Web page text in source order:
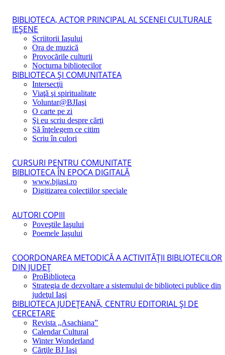
BIBLIOTECA, ACTOR PRINCIPAL AL SCENEI CULTURALE
IEŞENE
Scriitorii Iaşului
Ora de muzică
Provocările culturii
Nocturna bibliotecilor
BIBLIOTECA ŞI COMUNITATEA
Intersecţii
Viaţă şi spiritualitate
Voluntar@BJIaşi
O carte pe zi
Şi eu scriu despre cărţi
Să înţelegem ce citim
Scriu în culori
CURSURI PENTRU COMUNITATE
BIBLIOTECA ÎN EPOCA DIGITALĂ
www.bjiasi.ro
Digitizarea colecţiilor speciale
AUTORI COPIII
Poveştile Iaşului
Poemele Iaşului
COORDONAREA METODICĂ A ACTIVITĂŢII BIBLIOTECILOR
DIN JUDEŢ
ProBiblioteca
Strategia de dezvoltare a sistemului de biblioteci publice din
judeţul Iaşi
BIBLIOTECA JUDEŢEANĂ, CENTRU EDITORIAL ŞI DE
CERCETARE
Revista „Asachiana”
Calendar Cultural
Winter Wonderland
Cărţile BJ Iaşi